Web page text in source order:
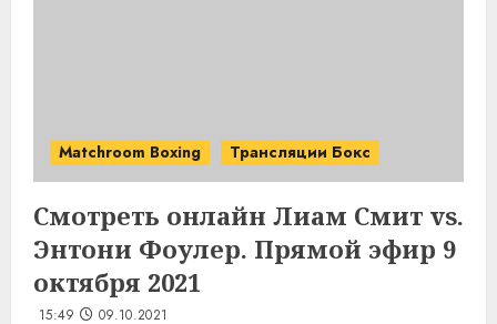
Matchroom Boxing Трансляции Бокс
Смотреть онлайн Лиам Смит vs.
Энтони Фоулер. Прямой эфир 9
октября 2021
15:49 09.10.2021